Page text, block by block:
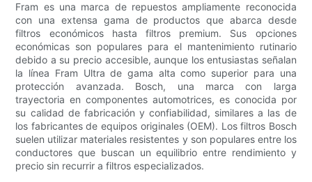
Fram es una marca de repuestos ampliamente reconocida
con una extensa gama de productos que abarca desde
filtros económicos hasta filtros premium. Sus opciones
económicas son populares para el mantenimiento rutinario
debido a su precio accesible, aunque los entusiastas señalan
la línea Fram Ultra de gama alta como superior para una
protección avanzada. Bosch, una marca con larga
trayectoria en componentes automotrices, es conocida por
su calidad de fabricación y confiabilidad, similares a las de
los fabricantes de equipos originales (OEM). Los filtros Bosch
suelen utilizar materiales resistentes y son populares entre los
conductores que buscan un equilibrio entre rendimiento y
precio sin recurrir a filtros especializados.